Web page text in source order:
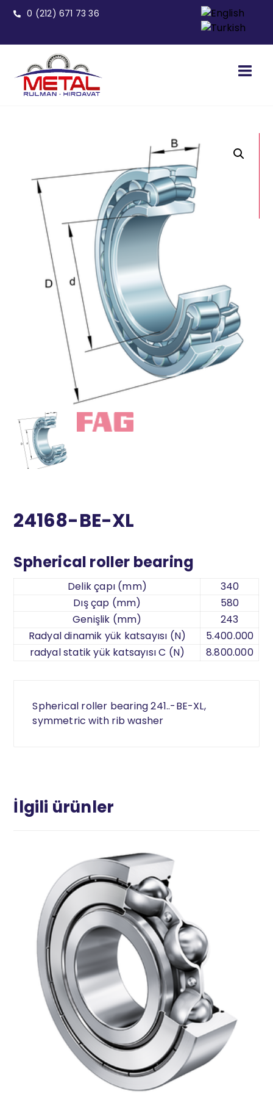
0 (212) 671 73 36
24168-BE-XL
Spherical roller bearing
Delik çapı (mm)
340
Dış çap (mm)
580
Genişlik (mm)
243
Radyal dinamik yük katsayısı (N)
5.400.000
radyal statik yük katsayısı C (N)
8.800.000
Spherical roller bearing 241..-BE-XL,
symmetric with rib washer
İlgili ürünler